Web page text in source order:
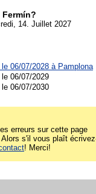
Fermín?
14. Juillet 2027
06/07/2028 à Pamplona
06/07/2029
06/07/2030
erreurs sur cette page
s'il vous plaît
! Merci!